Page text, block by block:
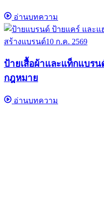
อ่านบทความ
สร้างแบรนด์10 ก.ค. 2569
ป้ายเสื้อผ้าและแท็กแบรน
กฎหมาย
อ่านบทความ